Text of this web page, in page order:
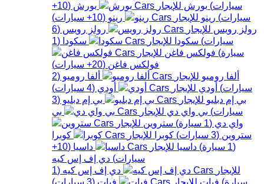
سيارات) بورش بورش (
10+
سيارات) رينو رينو (
10+ سيارات)
رولز رويس
رولز رويس (
6
سيارات) سكودا سكودا (
1
سيارة) فولكس فاغن
فولكس فاغن (
20+ سيارات)
ألفا روميو
ألفا روميو (
2
سيارات) أودي أودي (
4 سيارات)
بي إم دبليو
بي إم دبليو (
3
سيارات) بي واي دي
بي
واي دي (
1 سيارة) ستروين
ستروين (
3 سيارات) كوبرا
كوبرا
(
1 سيارة) داسيا داسيا (
10+
سيارات) دي إف إس كيه
دي إف إس كيه (
1